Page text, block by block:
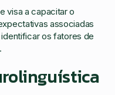
visa a capacitar o
associadas
os fatores de